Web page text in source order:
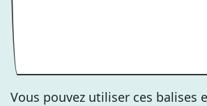
Vous pouvez utiliser ces balises